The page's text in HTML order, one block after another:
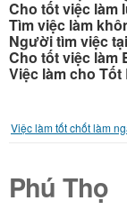
Cho tốt việc làm
Tìm việc làm
Người tìm việc
Cho tốt việc làm
Việc làm cho
Việc làm tốt chốt làm
Phú Thọ